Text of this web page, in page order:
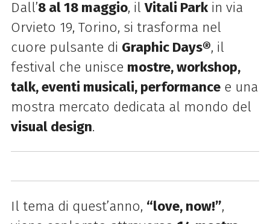
Dall’8 al 18 maggio, ilVitali Parkin via
Orvieto 19, Torino, si trasforma nel
cuore pulsante di Graphic Days®, il
festival che unisce mostre, workshop,
talk, eventi musicali, performancee una
mostra mercato dedicata al mondo del
visual design.
Il tema di quest’anno, “love, now!”,